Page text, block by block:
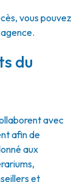
vous pouvez
du
avec
afin de
aux
et